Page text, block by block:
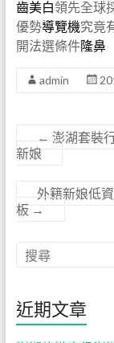
齒美白領先全球
優勢導覽機究竟
開法選條件隆鼻
admin
← 澎湖套裝
新娘
外籍新娘低
板 →
近期文章